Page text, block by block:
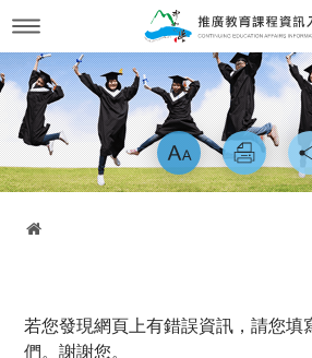
到
要
內
容
最新消息 News
關於我們 About us
交通方式
簡介
學習環境介紹
課程訊息 Course Information
政府委訓與企業合作
線上繳費 Online Payment
若您發現網頁上有錯誤資訊，請您填
們。謝謝您。